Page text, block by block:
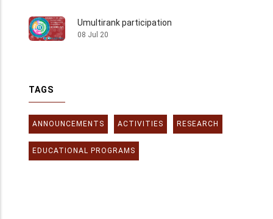
Umultirank participation
08 Jul 20
TAGS
ANNOUNCEMENTS ACTIVITIES RESEARCH
EDUCATIONAL PROGRAMS